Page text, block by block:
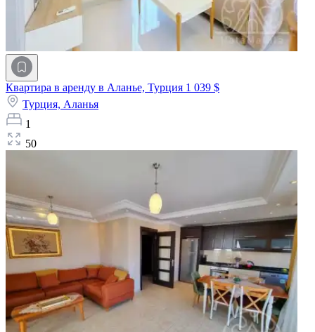
Квартира в аренду в Аланье, Турция 1 039 $
Турция, Аланья
1
50